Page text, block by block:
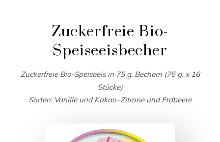
Zuckerfreie Bio-
Speiseeisbecher
Zuckerfreie Bio-Speiseeis in 75 g. Bechern (75 g. x 16
Stücke)
Sorten: Vanille und Kakao–Zitrone und Erdbeere